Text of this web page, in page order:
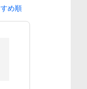
め順